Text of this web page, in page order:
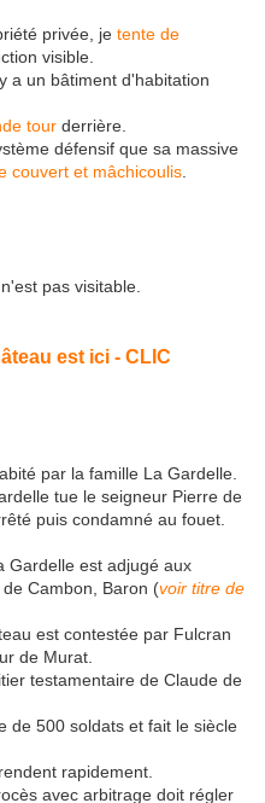
privée, je tente de
visible.
a un bâtiment d'habitation
tour derrière.
défensif que sa massive
couvert et mâchicoulis
pas visitable.
est ici - CLIC
par la famille La Gardelle.
tue le seigneur Pierre de
puis condamné au fouet.
Gardelle est adjugé aux
Cambon, Baron (voir titre de
est contestée par Fulcran
de Murat.
testamentaire de Claude de
de 500 soldats et fait le siècle
rapidement.
avec arbitrage doit régler